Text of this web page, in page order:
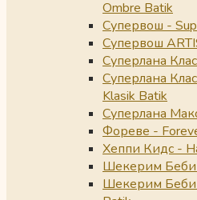
Ombre Batik
Супервош -
Супервош
Суперлана
Суперлана
Klasik Batik
Суперлана
Фореве -
Хеппи Кидс -
Шекерим Беби
Шекерим Беби